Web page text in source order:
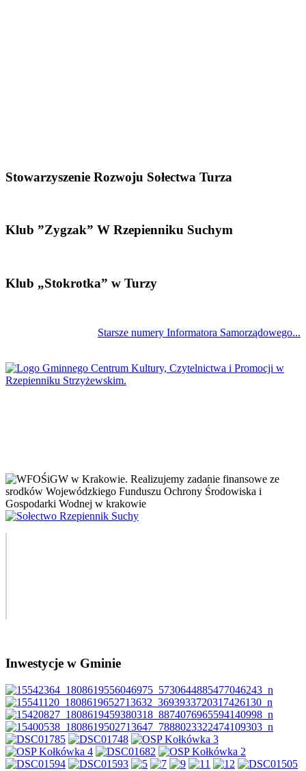
Stowarzyszenie Rozwoju Sołectwa Turza
Klub ”Zygzak” W Rzepienniku Suchym
Klub „Stokrotka” w Turzy
Starsze numery Informatora Samorządowego...
Inwestycje w Gminie